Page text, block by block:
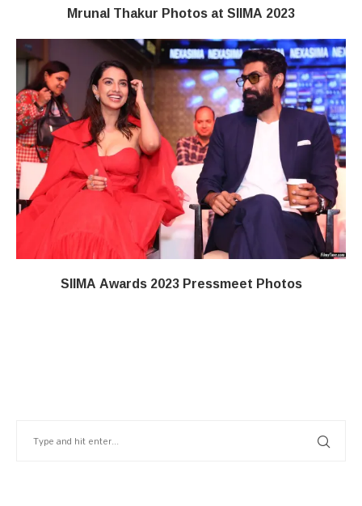
Mrunal Thakur Photos at SIIMA 2023
SIIMA Awards 2023 Pressmeet Photos